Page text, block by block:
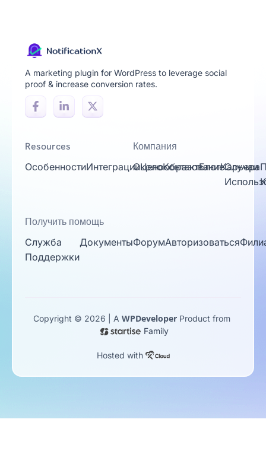
A marketing plugin for WordPress to leverage social
proof & increase conversion rates.
Resources
ОсобенностиИнтеграцииЦенообразованиеСлучаи
Компания
ОколоКонтактБлогКарьера
Получить помощь
Служба
Поддержки
ДокументыФорумАвторизоваться
Copyright © 2026 | A WPDeveloper Product from
Family
Hosted with